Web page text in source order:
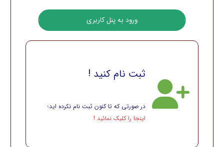
ثبت نام کنید !
در صورتی که تا کنون ثبت نام نکرده اید؛
اینجا را کلیک نمائید !